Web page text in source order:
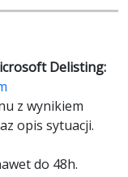
Delisting:
z wynikiem
opis sytuacji.
do 48h.